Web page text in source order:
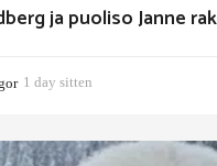
ja puoliso Janne
1 day sitten
y